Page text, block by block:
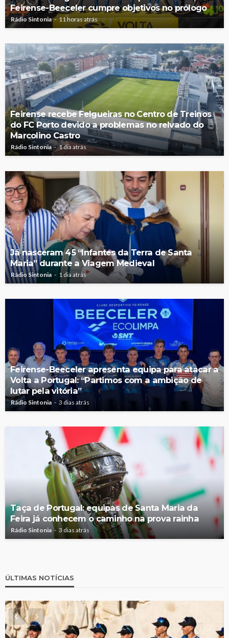
Feirense-Beeceler cumpre objetivos no prólogo
Rádio Sintonia 11 horas atrás
Feirense recebe Felgueiras no Centro de Treinos
do FC Porto devido a problemas no relvado do
Marcolino Castro
Rádio Sintonia 1 dia atrás
Já nasceram 45 “Infantes da Terra de Santa
Maria” durante a Viagem Medieval
Rádio Sintonia 1 dia atrás
Feirense-Beeceler apresenta equipa para atacar a
Volta a Portugal: “Partimos com a ambição de
lutar pela vitória”
Rádio Sintonia 3 dias atrás
Taça de Portugal: equipas de Santa Maria da
Feira já conhecem o caminho na prova rainha
Rádio Sintonia 3 dias atrás
ÚLTIMAS NOTÍCIAS